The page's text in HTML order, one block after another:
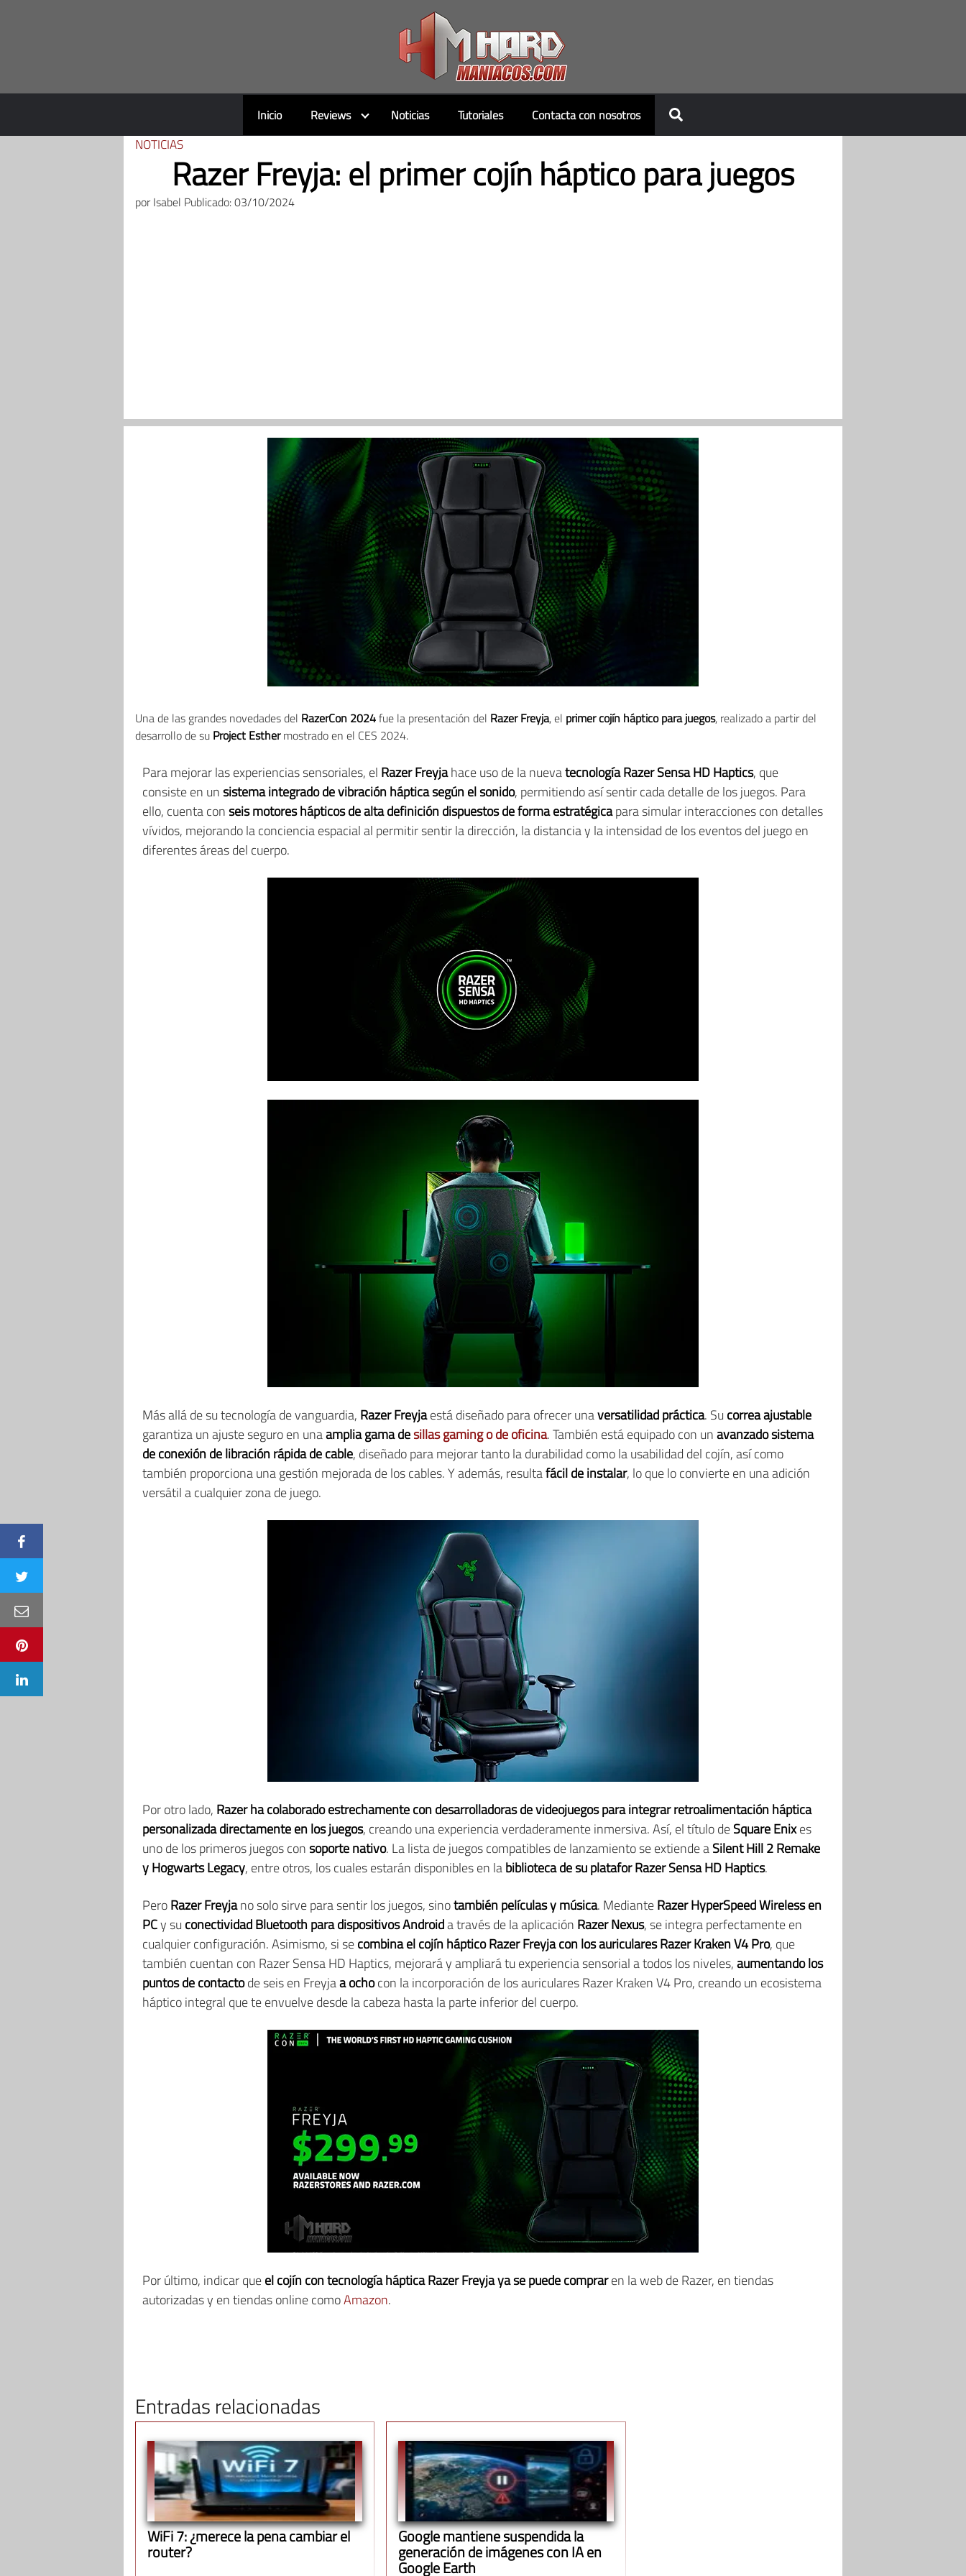
Inicio Reviews Noticias Tutoriales Contacta con nosotros
NOTICIAS
Razer Freyja: el primer cojín háptico para juegos
porIsabel Publicado: 03/10/2024
Una de las grandes novedades del RazerCon 2024fue la presentación del Razer Freyja, el primer cojín háptico para juegos, realizado a partir del
desarrollo de su Project Esthermostrado en el CES 2024.
Para mejorar las experiencias sensoriales, el Razer Freyjahace uso de la nuevatecnología Razer Sensa HD Haptics, que
consiste en unsistema integrado de vibración háptica según el sonido, permitiendo así sentir cada detalle de los juegos. Para
ello, cuenta conseis motores hápticos de alta definición dispuestos de forma estratégicapara simular interacciones con detalles
vívidos, mejorando la conciencia espacial al permitir sentir la dirección, la distancia y la intensidad de los eventos del juego en
diferentes áreas del cuerpo.
Más allá de su tecnología de vanguardia, Razer Freyjaestá diseñado para ofrecer unaversatilidad práctica. Su correa ajustable
garantiza un ajuste seguro en unaamplia gama desillas gaming o de oficina. También está equipado con unavanzado sistema
de conexión de libración rápida de cable, diseñado para mejorar tanto la durabilidad como la usabilidad del cojín, así como
también proporciona una gestión mejorada de los cables. Y además, resultafácil de instalar, lo que lo convierte en una adición
versátil a cualquier zona de juego.
Por otro lado, Razerhacolaborado estrechamente con desarrolladoras de videojuegos para integrar retroalimentación háptica
personalizada directamente en los juegos, creando una experiencia verdaderamente inmersiva. Así, el título deSquare Enixes
uno de los primeros juegos consoporte nativo. La lista de juegos compatibles de lanzamiento se extiende aSilent Hill 2 Remake
y Hogwarts Legacy, entre otros, los cuales estarán disponibles en labiblioteca de su platafor Razer Sensa HD Haptics.
PeroRazer Freyjano solo sirve para sentir los juegos, sinotambién películas y música. MedianteRazer HyperSpeed ​​Wireless en
PCy su conectividad Bluetooth para dispositivos Androida través de la aplicación Razer Nexus, se integra perfectamente en
cualquier configuración. Asimismo, si secombinael cojín háptico Razer Freyja con los auriculares Razer Kraken V4 Pro, que
también cuentan con Razer Sensa HD Haptics, mejorará y ampliará tu experiencia sensorial a todos los niveles,aumentando los
puntos de contactode seis en Freyjaa ochocon la incorporación de los auriculares Razer Kraken V4 Pro, creando un ecosistema
háptico integral que te envuelve desde la cabeza hasta la parte inferior del cuerpo.
Por último, indicar queel cojín con tecnología háptica Razer Freyja ya se puede compraren la web de Razer, en tiendas
autorizadas y en tiendas online comoAmazon.
Entradas relacionadas
WiFi 7: ¿merece la pena cambiar el
router?
Google mantiene suspendida la
generación de imágenes con IA en
Google Earth